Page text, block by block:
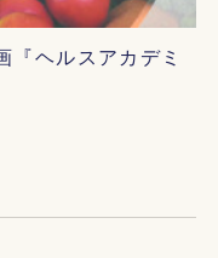
『ヘルスアカデミ